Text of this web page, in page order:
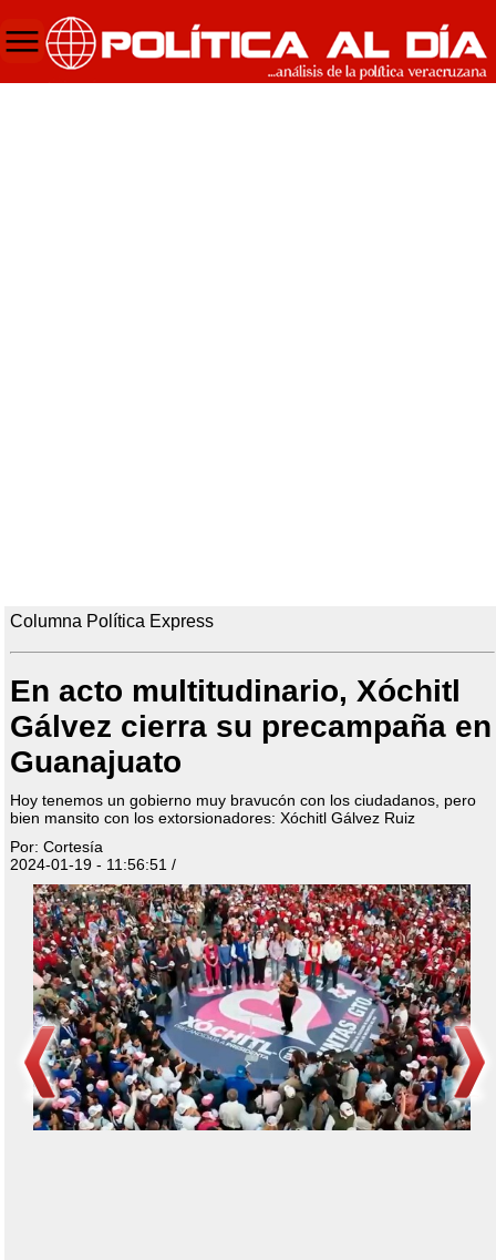
Columna Política Express
En acto multitudinario, Xóchitl
Gálvez cierra su precampaña en
Guanajuato
Hoy tenemos un gobierno muy bravucón con los ciudadanos, pero
bien mansito con los extorsionadores: Xóchitl Gálvez Ruiz
Por: Cortesía
2024-01-19 - 11:56:51 /